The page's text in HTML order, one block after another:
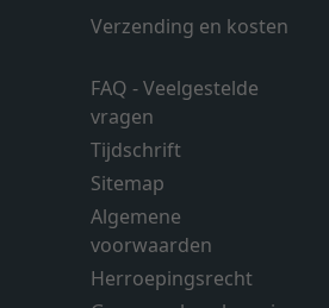
Verzending en kosten
FAQ - Veelgestelde
vragen
Tijdschrift
Sitemap
Algemene
voorwaarden
Herroepingsrecht